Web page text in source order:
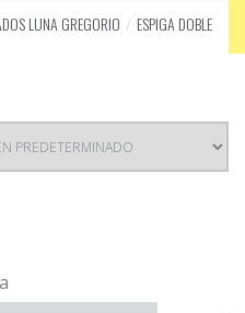
LUNA GREGORIO ESPIGA DOBLE